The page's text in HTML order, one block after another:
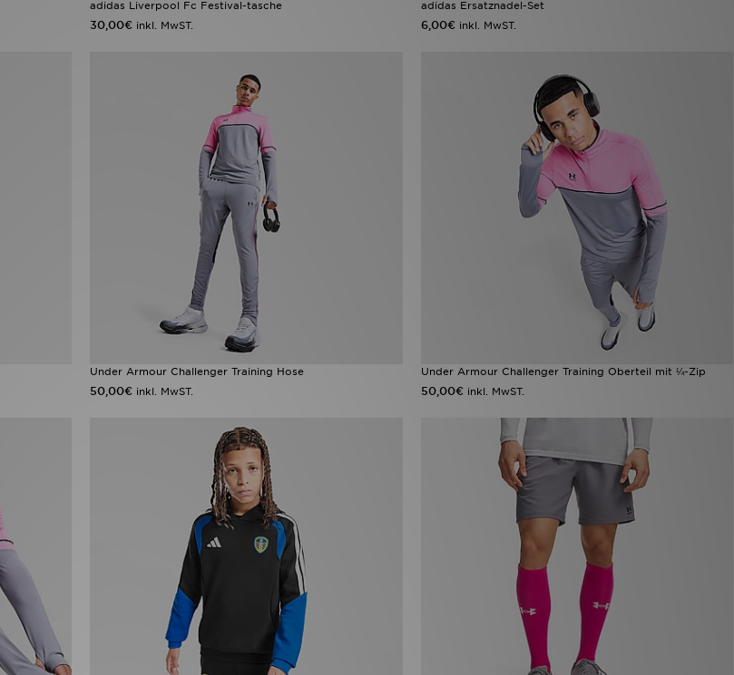
adidas Liverpool Fc Festival-tasche
30,00€ inkl. MwST.
adidas Ersatznadel-Set
6,00€ inkl. MwST.
Under Armour Challenger Training Hose
50,00€ inkl. MwST.
Under Armour Challenger Training Oberteil mit ¼-Zip
50,00€ inkl. MwST.